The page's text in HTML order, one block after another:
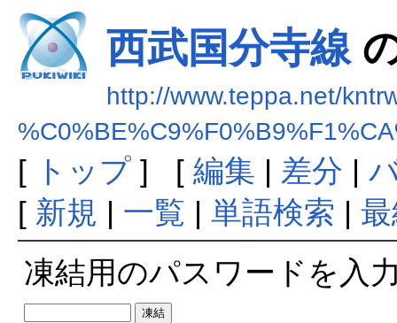
西武国分寺線
http://www.teppa.net/
[ トップ] [ 編集 | 差分 |
[ 新規 | 一覧 | 単語検索 |
凍結用のパスワードを入